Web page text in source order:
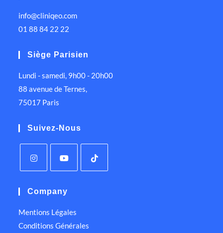
info@cliniqeo.com
01 88 84 22 22
Siège Parisien
Lundi - samedi, 9h00 - 20h00
88 avenue de Ternes,
75017 Paris
Suivez-Nous
Company
Mentions Légales
Conditions Générales